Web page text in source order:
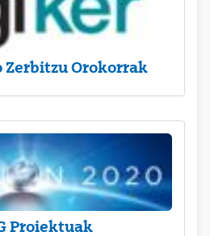
Orokorrak
Proiektuak